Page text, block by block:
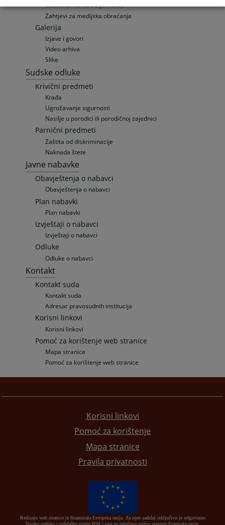
Osoba za odnose s javnošću
Zahtjevi za medijska obraćanja
Galerija
Izjave i govori
Video arhiva
Slike
Sudske odluke
Krivični predmeti
Krađa
Ugrožavanje sigurnosti
Nasilje u porodici ili porodičnoj zajednici
Parnični predmeti
Zaštita od diskriminacije
Naknada štete
Javne nabavke
Obavještenja o nabavci
Obavještenja o nabavci
Plan nabavki
Plan nabavki
Izvještaji o nabavci
Izvještaji o nabavci
Odluke
Odluke o nabavci
Kontakt
Kontakt suda
Kontakt suda
Adresar pravosudnih institucija
Korisni linkovi
Korisni linkovi
Pomoć za korištenje web stranice
Mapa stranice
Pomoć za korištenje web stranice
Korisni linkovi
Pomoć za korištenje
Mapa stranice
Pravila privatnosti
Redizajn web stranice je finansirala Evropska unija. Za njen sadržaj isključivo je odgovorno
Visoko sudsko i tužilačko vijeće BiH i ona ne odražava nužno stavove Evropske unije.